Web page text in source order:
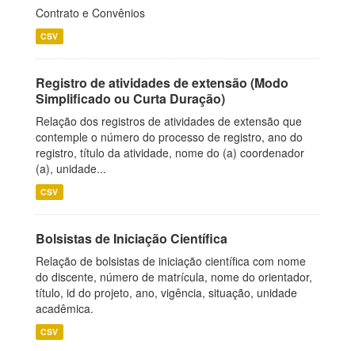
Contrato e Convênios
CSV
Registro de atividades de extensão (Modo
Simplificado ou Curta Duração)
Relação dos registros de atividades de extensão que
contemple o número do processo de registro, ano do
registro, título da atividade, nome do (a) coordenador
(a), unidade...
CSV
Bolsistas de Iniciação Científica
Relação de bolsistas de iniciação científica com nome
do discente, número de matrícula, nome do orientador,
título, id do projeto, ano, vigência, situação, unidade
acadêmica.
CSV